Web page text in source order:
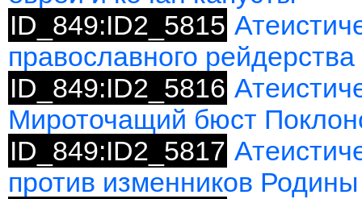
ID_849:ID2_5815
православного рейдерства
ID_849:ID2_5816
Мироточащий бюст
ID_849:ID2_5817
против изменников